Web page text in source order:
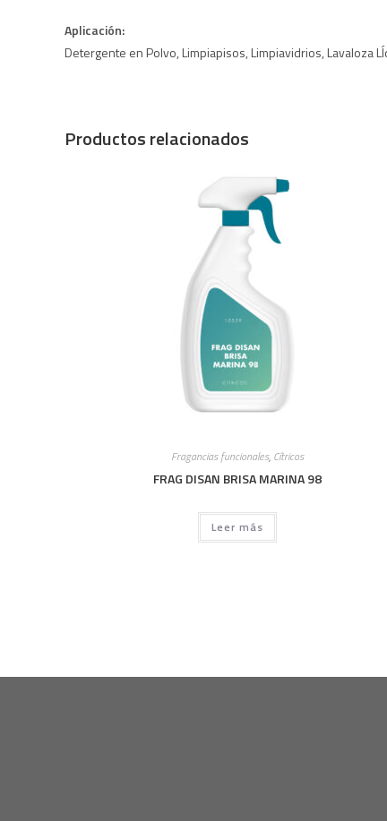
Aplicación:
Detergente en Polvo, Limpiapisos, Limpiavidrios, Lavaloza
Productos relacionados
Fragancias funcionales, Cítricos
FRAG DISAN BRISA MARINA 98
Leer más